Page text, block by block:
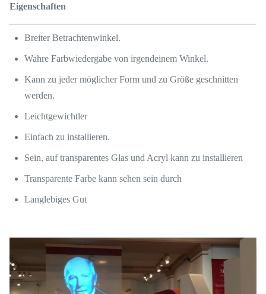
Eigenschaften
Breiter Betrachtenwinkel.
Wahre Farbwiedergabe von irgendeinem Winkel.
Kann zu jeder möglicher Form und zu Größe geschnitten
werden.
Leichtgewichtler
Einfach zu installieren.
Sein, auf transparentes Glas und Acryl kann zu installieren
Transparente Farbe kann sehen sein durch
Langlebiges Gut